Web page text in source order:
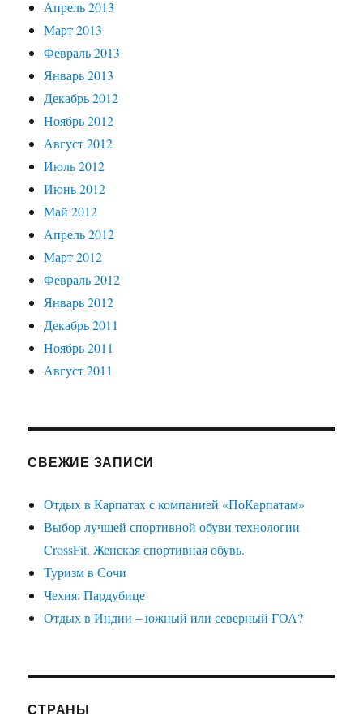
Апрель 2013
Март 2013
Февраль 2013
Январь 2013
Декабрь 2012
Ноябрь 2012
Август 2012
Июль 2012
Июнь 2012
Май 2012
Апрель 2012
Март 2012
Февраль 2012
Январь 2012
Декабрь 2011
Ноябрь 2011
Август 2011
СВЕЖИЕ ЗАПИСИ
Отдых в Карпатах с компанией «ПоКарпатам»
Выбор лучшей спортивной обуви технологии
CrossFit. Женская спортивная обувь.
Туризм в Сочи
Чехия: Пардубице
Отдых в Индии – южный или северный ГОА?
СТРАНЫ